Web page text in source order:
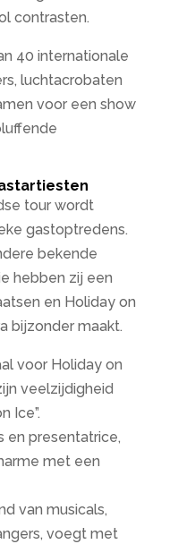
contrasten.
40 internationale
luchtacrobaten
voor een show
tour wordt
gastoptredens.
bekende
hebben zij een
en Holiday on
bijzonder maakt.
voor Holiday on
veelzijdigheid
Ice”.
en presentatrice,
met een
van musicals,
voegt met